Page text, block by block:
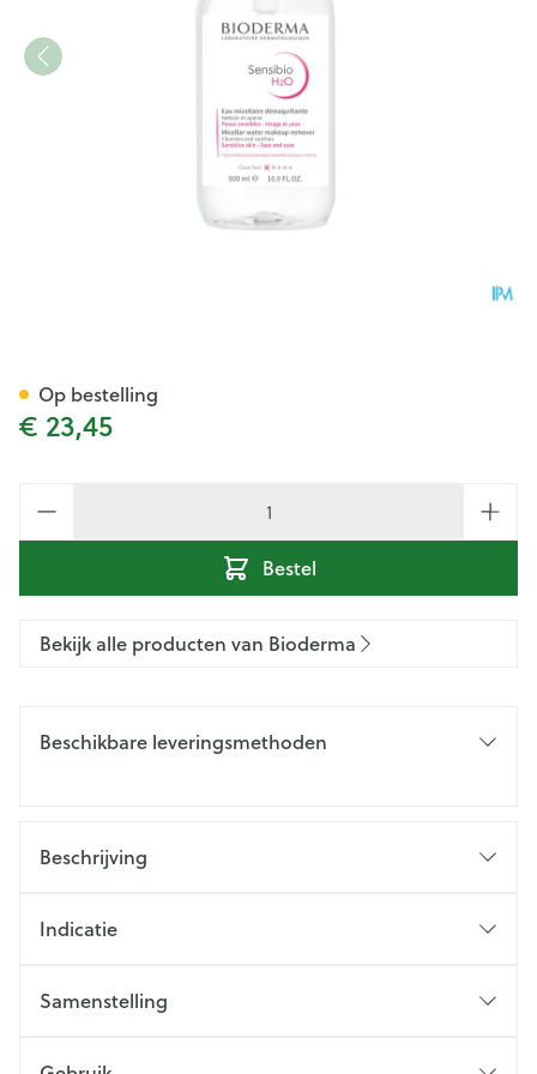
€ 23,45
Bestel
Op bestelling
Bekijk alle producten van Bioderma
Beschikbare leveringsmethoden
Beschrijving
Indicatie
Samenstelling